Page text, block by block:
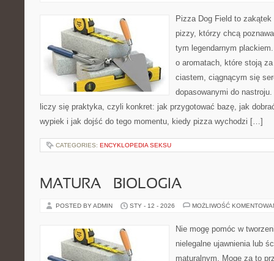
Pizza Dog Field to zakątek
pizzy, którzy chcą
tym legendarnym
o aromatach, które stoją
ciastem, ciągnącym się
dopasowanymi do
liczy się praktyka, czyli konkret: jak przygotować bazę, jak
wypiek i jak dojść do tego momentu, kiedy pizza wychodzi […]
CATEGORIES: ENCYKLOPEDIA SEKSU
MATURA – BIOLOGIA
POSTED BY ADMIN STY - 12 - 2026 MOŻLIWOŚĆ
Nie mogę pomóc w
nielegalne ujawnienia lub
maturalnym. Mogę za to